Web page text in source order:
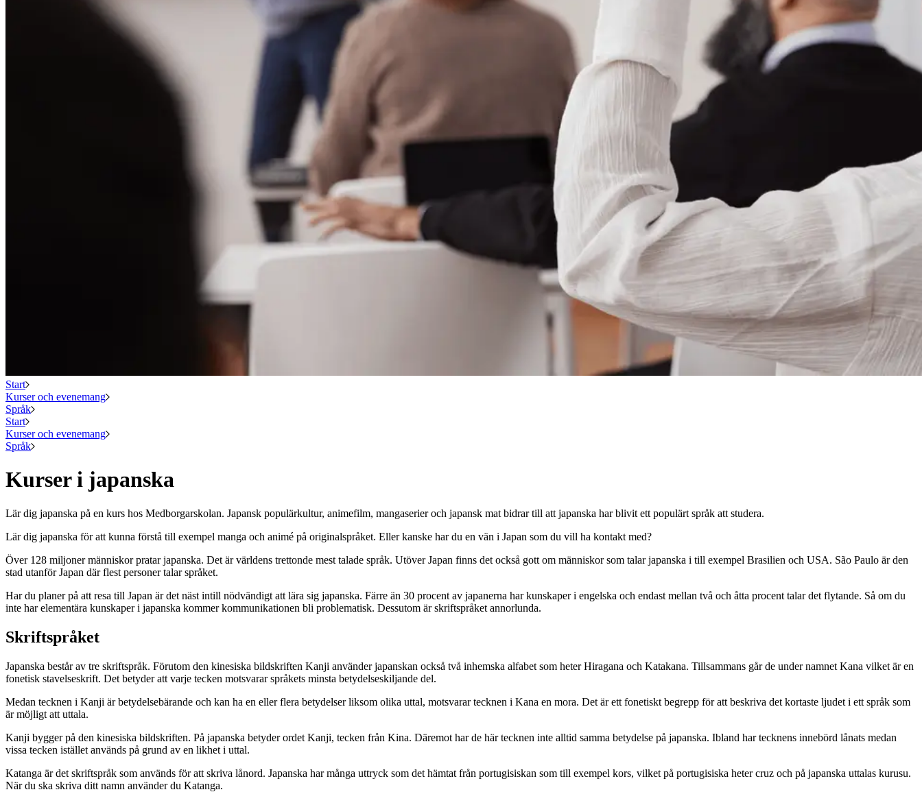
Start
Kurser och evenemang
Språk
Start
Kurser och evenemang
Språk
Kurser i japanska
Lär dig japanska på en kurs hos Medborgarskolan. Japansk populärkultur, animefilm, mangaserier och japansk mat bidrar till att japanska har blivit ett populärt språk att studera.
Lär dig japanska för att kunna förstå till exempel manga och animé på originalspråket. Eller kanske har du en vän i Japan som du vill ha kontakt med?
Över 128 miljoner människor pratar japanska. Det är världens trettonde mest talade språk. Utöver Japan finns det också gott om människor som talar japanska i till exempel Brasilien och USA. São Paulo är den
stad utanför Japan där flest personer talar språket.
Har du planer på att resa till Japan är det näst intill nödvändigt att lära sig japanska. Färre än 30 procent av japanerna har kunskaper i engelska och endast mellan två och åtta procent talar det flytande. Så om du
inte har elementära kunskaper i japanska kommer kommunikationen bli problematisk. Dessutom är skriftspråket annorlunda.
Skriftspråket
Japanska består av tre skriftspråk. Förutom den kinesiska bildskriften Kanji använder japanskan också två inhemska alfabet som heter Hiragana och Katakana. Tillsammans går de under namnet Kana vilket är en
fonetisk stavelseskrift. Det betyder att varje tecken motsvarar språkets minsta betydelseskiljande del.
Medan tecknen i Kanji är betydelsebärande och kan ha en eller flera betydelser liksom olika uttal, motsvarar tecknen i Kana en mora. Det är ett fonetiskt begrepp för att beskriva det kortaste ljudet i ett språk som
är möjligt att uttala.
Kanji bygger på den kinesiska bildskriften. På japanska betyder ordet Kanji, tecken från Kina. Däremot har de här tecknen inte alltid samma betydelse på japanska. Ibland har tecknens innebörd lånats medan
vissa tecken istället används på grund av en likhet i uttal.
Katanga är det skriftspråk som används för att skriva lånord. Japanska har många uttryck som det hämtat från portugisiskan som till exempel kors, vilket på portugisiska heter cruz och på japanska uttalas kurusu.
När du ska skriva ditt namn använder du Katanga.